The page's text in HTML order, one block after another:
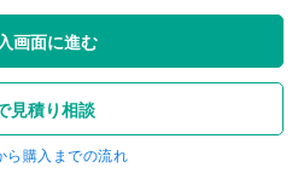
画面に進む
見積り相談
ら購入までの流れ